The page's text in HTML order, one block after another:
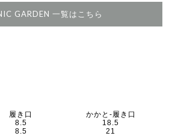
GARDEN 一覧はこちら
履き口
かかと-履き口
8.5
18.5
8.5 21